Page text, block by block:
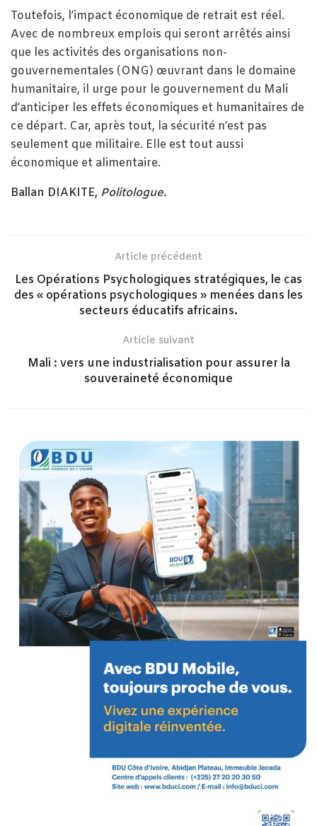
Toutefois, l’impact économique de retrait est réel.
Avec de nombreux emplois qui seront arrêtés ainsi
que les activités des organisations non-
gouvernementales (ONG) œuvrant dans le domaine
humanitaire, il urge pour le gouvernement du Mali
d’anticiper les effets économiques et humanitaires de
ce départ. Car, après tout, la sécurité n’est pas
seulement que militaire. Elle est tout aussi
économique et alimentaire.
Ballan DIAKITE, Politologue.
Article précédent
Les Opérations Psychologiques stratégiques, le cas
des « opérations psychologiques » menées dans les
secteurs éducatifs africains.
Article suivant
Mali : vers une industrialisation pour assurer la
souveraineté économique